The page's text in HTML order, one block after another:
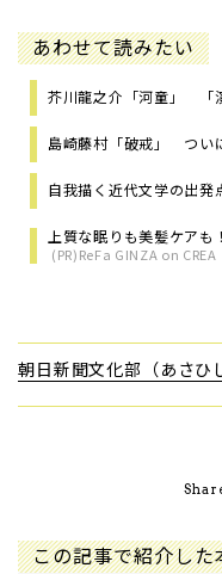
あわせて読みたい
芥川龍之介「河童」 「
島崎藤村「破戒」 つい
自我描く近代文学の出
上質な眠りも美髪ケア
(PR)ReFa GINZA on CREA
朝日新聞文化部（あさひ
この記事で紹介した